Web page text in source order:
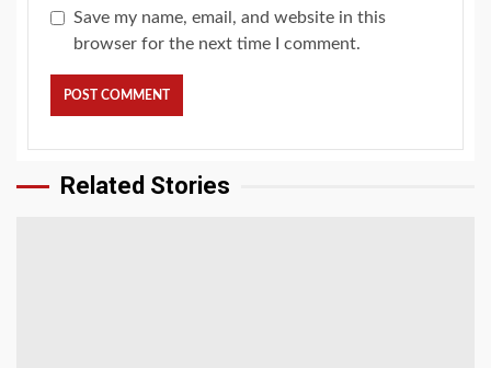
Save my name, email, and website in this
browser for the next time I comment.
Related Stories